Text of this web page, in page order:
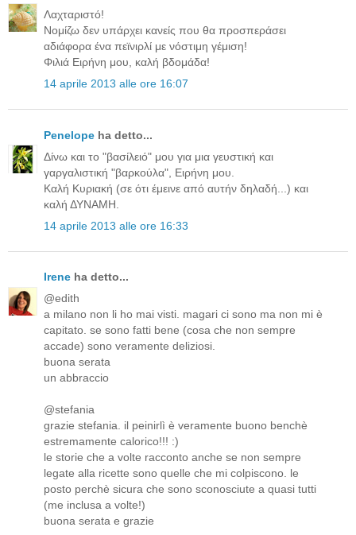
Λαχταριστό!
Νομίζω δεν υπάρχει κανείς που θα προσπεράσει
αδιάφορα ένα πεϊνιρλί με νόστιμη γέμιση!
Φιλιά Ειρήνη μου, καλή βδομάδα!
14 aprile 2013 alle ore 16:07
Penelope ha detto...
Δίνω και το "βασίλειό" μου για μια γευστική και
γαργαλιστική "βαρκούλα", Ειρήνη μου.
Καλή Κυριακή (σε ότι έμεινε από αυτήν δηλαδή...) και
καλή ΔΥΝΑΜΗ.
14 aprile 2013 alle ore 16:33
Irene ha detto...
@edith
a milano non li ho mai visti. magari ci sono ma non mi è
capitato. se sono fatti bene (cosa che non sempre
accade) sono veramente deliziosi.
buona serata
un abbraccio
@stefania
grazie stefania. il peinirlì è veramente buono benchè
estremamente calorico!!! :)
le storie che a volte racconto anche se non sempre
legate alla ricette sono quelle che mi colpiscono. le
posto perchè sicura che sono sconosciute a quasi tutti
(me inclusa a volte!)
buona serata e grazie